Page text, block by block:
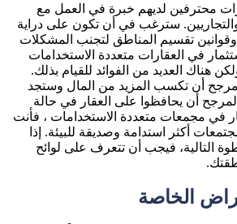
محترفين لديهم خبرة في العمل مع
سترغب في أن تكون على دراية
وقوانين تقسيم المناطق لتجنب المشكلات
في العقارات متعددة الاستخدامات
هناك العديد من الفوائد للقيام بذلك.
أن تكسب المزيد من المال وستجد
أن يحافظوا على العقار في حالة
في مجمعات متعددة الاستخدامات ، فأنت
أكثر استدامة وصديقة للبيئة. إذا
التالية، فيجب أن تتعرف على لوائح
الخاصة